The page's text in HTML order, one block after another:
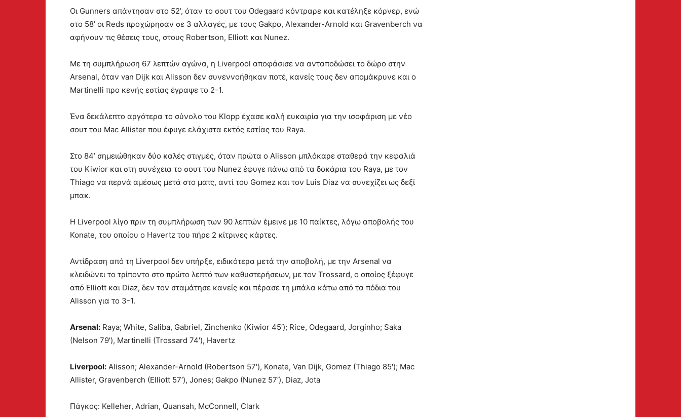
Οι Gunners απάντησαν στο 52’, όταν το σουτ του Odegaard κόντραρε και κατέληξε κόρνερ, ενώ
στο 58’ οι Reds προχώρησαν σε 3 αλλαγές, με τους Gakpo, Alexander-Arnold και Gravenberch να
αφήνουν τις θέσεις τους, στους Robertson, Elliott και Nunez.
Με τη συμπλήρωση 67 λεπτών αγώνα, η Liverpool αποφάσισε να ανταποδώσει το δώρο στην
Arsenal, όταν van Dijk και Alisson δεν συνεννοήθηκαν ποτέ, κανείς τους δεν απομάκρυνε και ο
Martinelli προ κενής εστίας έγραψε το 2-1.
Ένα δεκάλεπτο αργότερα το σύνολο του Klopp έχασε καλή ευκαιρία για την ισοφάριση με νέο
σουτ του Mac Allister που έφυγε ελάχιστα εκτός εστίας του Raya.
Στο 84’ σημειώθηκαν δύο καλές στιγμές, όταν πρώτα ο Alisson μπλόκαρε σταθερά την κεφαλιά
του Kiwior και στη συνέχεια το σουτ του Nunez έφυγε πάνω από τα δοκάρια του Raya, με τον
Thiago να περνά αμέσως μετά στο ματς, αντί του Gomez και τον Luis Diaz να συνεχίζει ως δεξί
μπακ.
Η Liverpool λίγο πριν τη συμπλήρωση των 90 λεπτών έμεινε με 10 παίκτες, λόγω αποβολής του
Konate, του οποίου ο Havertz του πήρε 2 κίτρινες κάρτες.
Αντίδραση από τη Liverpool δεν υπήρξε, ειδικότερα μετά την αποβολή, με την Arsenal να
κλειδώνει το τρίποντο στο πρώτο λεπτό των καθυστερήσεων, με τον Trossard, ο οποίος ξέφυγε
από Elliott και Diaz, δεν τον σταμάτησε κανείς και πέρασε τη μπάλα κάτω από τα πόδια του
Alisson για το 3-1.
Arsenal: Raya; White, Saliba, Gabriel, Zinchenko (Kiwior 45′); Rice, Odegaard, Jorginho; Saka
(Nelson 79′), Martinelli (Trossard 74′), Havertz
Liverpool: Alisson; Alexander-Arnold (Robertson 57′), Konate, Van Dijk, Gomez (Thiago 85′); Mac
Allister, Gravenberch (Elliott 57′), Jones; Gakpo (Nunez 57′), Diaz, Jota
Πάγκος: Kelleher, Adrian, Quansah, McConnell, Clark